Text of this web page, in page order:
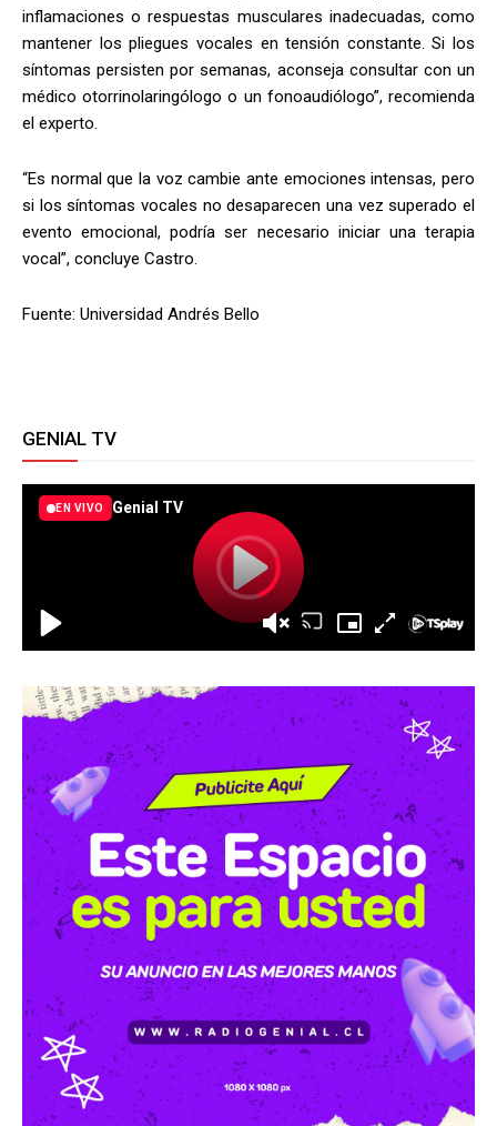
inflamaciones o respuestas musculares inadecuadas, como
mantener los pliegues vocales en tensión constante. Si los
síntomas persisten por semanas, aconseja consultar con un
médico otorrinolaringólogo o un fonoaudiólogo”, recomienda
el experto.
“Es normal que la voz cambie ante emociones intensas, pero
si los síntomas vocales no desaparecen una vez superado el
evento emocional, podría ser necesario iniciar una terapia
vocal”, concluye Castro.
Fuente: Universidad Andrés Bello
GENIAL TV